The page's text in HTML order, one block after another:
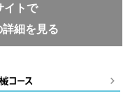
イトで
細を見る